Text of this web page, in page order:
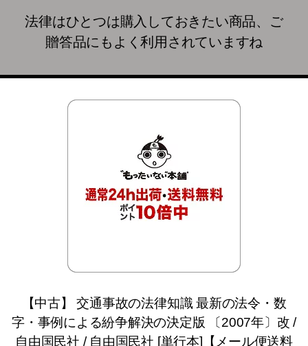
法律はひとつは購入しておきたい商品、ご
贈答品にもよく利用されていますね
【中古】 交通事故の法律知識 最新の法令・数
字・事例による紛争解決の決定版 〔2007年〕改 /
自由国民社 / 自由国民社 [単行本]【メール便送料